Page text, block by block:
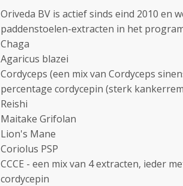
Oriveda BV is actief sinds eind 2010 en
paddenstoelen-extracten in het
Chaga
Agaricus blazei
Cordyceps (een mix van Cordyceps
percentage cordycepin (sterk
Reishi
Maitake Grifolan
Lion's Mane
Coriolus PSP
CCCE - een mix van 4 extracten, ieder
cordycepin